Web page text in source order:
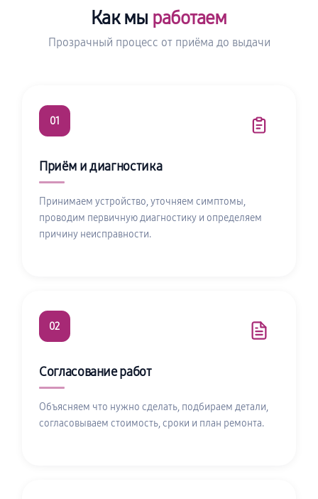
Как мы работаем
Прозрачный процесс от приёма до выдачи
01
Приём и диагностика
Принимаем устройство, уточняем симптомы,
проводим первичную диагностику и определяем
причину неисправности.
02
Согласование работ
Объясняем что нужно сделать, подбираем детали,
согласовываем стоимость, сроки и план ремонта.